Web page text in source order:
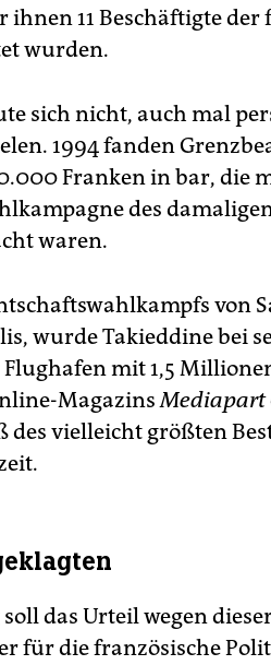
ihnen 11 Beschäftigte
wurden.
sich nicht, auch mal
1994 fanden
Franken in bar, die
des
waren.
von
wurde Takieddine bei
mit 1,5
MagazinsMediapart
des vielleicht größten
das Urteil wegen
für die französische